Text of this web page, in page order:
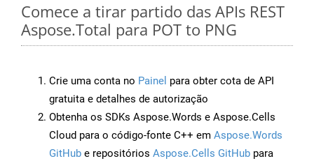
Comece a tirar partido das APIs REST
Aspose.Total para POT to PNG
Crie uma conta no Painel para obter cota de API
gratuita e detalhes de autorização
Obtenha os SDKs Aspose.Words e Aspose.Cells
Cloud para o código-fonte C++ em Aspose.Words
GitHub e repositórios Aspose.Cells GitHub para